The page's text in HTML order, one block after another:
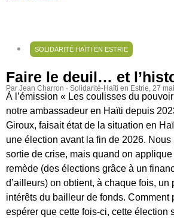
SOLIDARITÉ HAÏTI EN ESTRIE
Faire le deuil… et
Par Jean Charron · Solidarité-Haïti en Estrie , 27
À l’émission « Les coulisses du
notre ambassadeur en Haïti depuis
Giroux, faisait état de la situation en
une élection avant la fin de 2026.
sortie de crise, mais quand on
remède (des élections grâce à un
d’ailleurs) on obtient, à chaque fois, un
intérêts du bailleur de fonds. Comment
espérer que cette fois-ci, cette élection